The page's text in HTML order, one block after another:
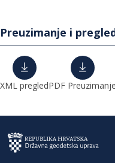
Preuzimanje i
XML pregledPDF Preuzimanje